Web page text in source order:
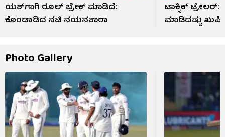
ಯಶ್​​ಗಾಗಿ ರೂಲ್ ಬ್ರೇಕ್ ಮಾಡಿದೆ:
ಕೊಂಡಾಡಿದ ನಟಿ ನಯನತಾರಾ
ಟಾಕ್ಸಿಕ್ ಟ್ರೇಲರ್​:
ಮಾಡಿದಷ್ಟು
Photo Gallery